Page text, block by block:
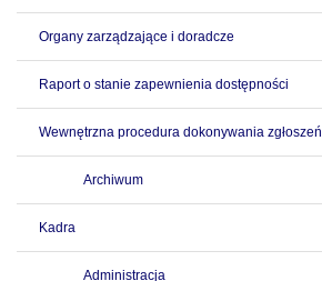
Organy zarządzające i doradcze
Raport o stanie zapewnienia dostępności
Wewnętrzna procedura dokonywania zgłoszeń
Archiwum
Kadra
Administracja